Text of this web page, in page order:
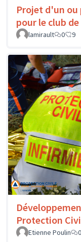
Projet d'un ou
pour le club
lamirault
0 9
Protection
Etienne Poulin
0